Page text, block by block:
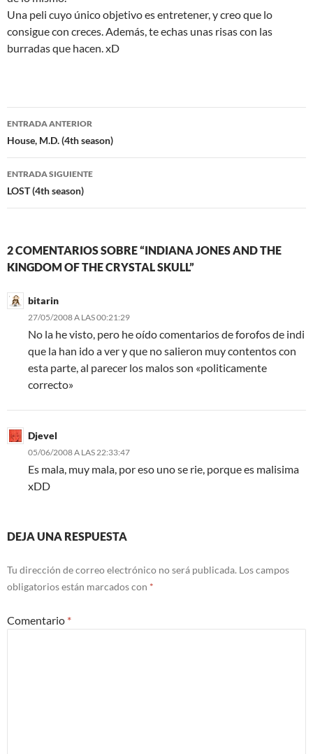
Una peli cuyo único objetivo es entretener, y creo que lo
consigue con creces. Además, te echas unas risas con las
burradas que hacen. xD
Navegación
de
entradas
ENTRADA ANTERIOR
House, M.D. (4th season)
ENTRADA SIGUIENTE
LOST (4th season)
2 COMENTARIOS SOBRE “INDIANA JONES AND THE
KINGDOM OF THE CRYSTAL SKULL”
bitarin
27/05/2008 A LAS 00:21:29
No la he visto, pero he oído comentarios de forofos de indi
que la han ido a ver y que no salieron muy contentos con
esta parte, al parecer los malos son «politicamente
correcto»
Djevel
05/06/2008 A LAS 22:33:47
Es mala, muy mala, por eso uno se rie, porque es malisima
xDD
DEJA UNA RESPUESTA
Tu dirección de correo electrónico no será publicada. Los campos
obligatorios están marcados con *
Comentario *